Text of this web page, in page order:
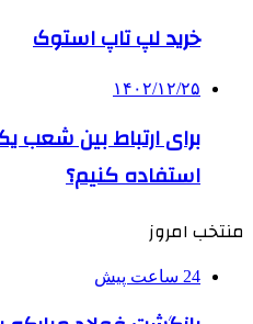
خرید لپ تاپ استوک
۱۴۰۲/۱۲/۲۵
برای ارتباط بین شعب
استفاده کنیم؟
منتخب امروز
24 ساعت پیش